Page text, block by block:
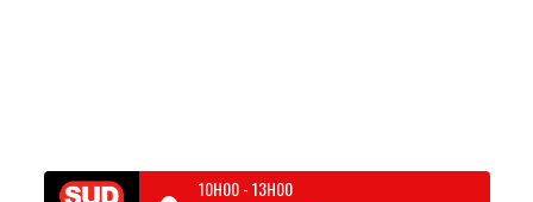
10H00-13H00